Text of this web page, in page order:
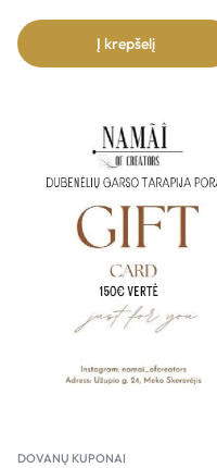
Į krepšelį
DOVANŲ KUPONAI